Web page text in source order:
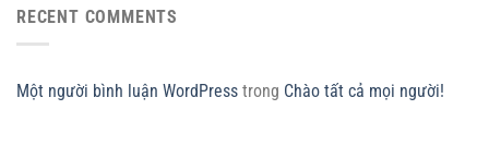
RECENT COMMENTS
Một người bình luận WordPress trong Chào tất cả mọi người!